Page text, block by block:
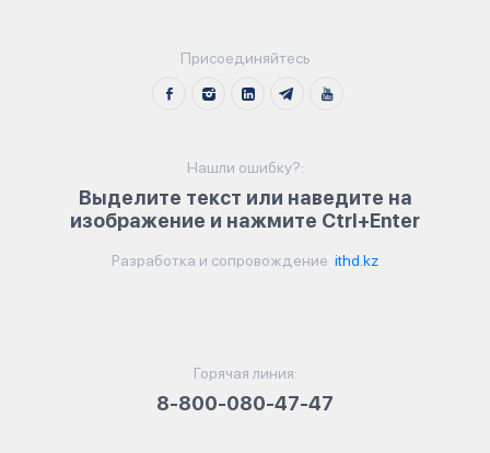
Присоединяйтесь
Нашли ошибку?:
Выделите текст или наведите на
изображение и нажмите Ctrl+Enter
Разработка и сопровождение ithd.kz
Горячая линия:
8-800-080-47-47